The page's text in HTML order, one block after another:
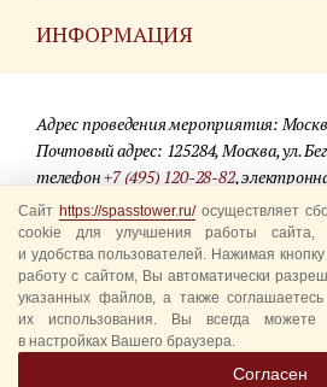
ИНФОРМАЦИЯ
Для СМИ
Где купить билеты
Акции
Вопрос-ответ
Правила посещения
Уполномоченные представители
Адрес проведения мероприятия:
Почтовый адрес: 125284, Москва, ул.
телефон+7 (495) 120-28-82,
info@spasstower.ru
© 2009-2025 Официальный сайт
Разработка сайта —студия «Сибирикс»
Сайт https://spasstower.ru/осуществляет
cookie для улучшения работы сайта,
и удобства пользователей. Нажимая
работу с сайтом, Вы автоматически
указанных файлов, а также
их использования. Вы всегда
в настройках Вашего браузера.
Согласен